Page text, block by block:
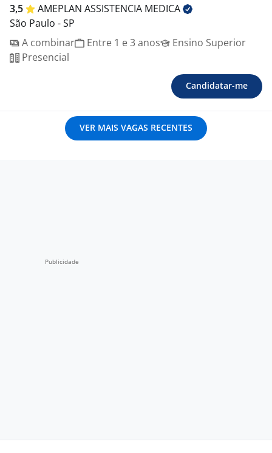
3,5 AMEPLAN ASSISTENCIA MEDICA
São Paulo - SP
A combinar
Entre 1 e 3 anos
Ensino Superior
Presencial
Candidatar-me
VER MAIS VAGAS RECENTES